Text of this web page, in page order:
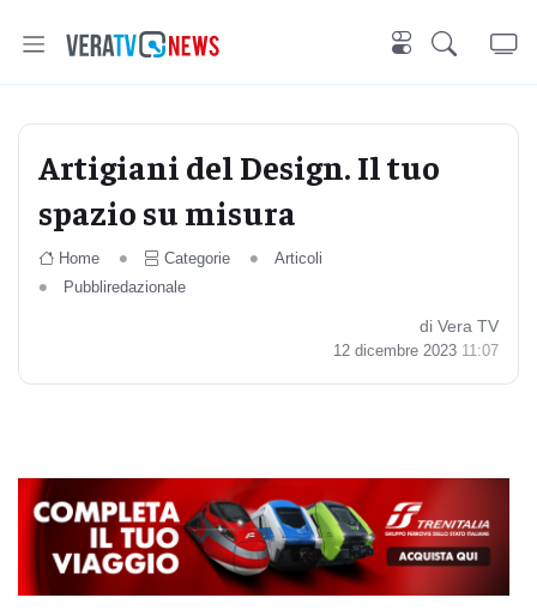
Artigiani del Design. Il tuo
spazio su misura
Home Categorie
Articoli
Pubbliredazionale
di Vera TV
12 dicembre 2023 11:07